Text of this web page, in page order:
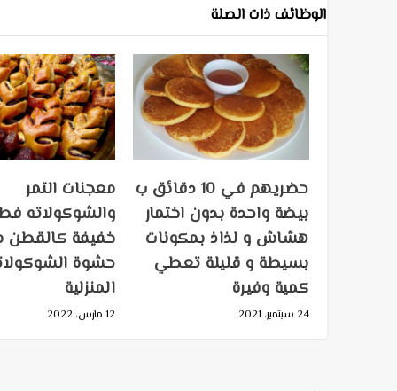
الوظائف ذات الصلة
حضريهم في 10 دقائق ب
بيضة واحدة بدون اختمار
هشاش و لذاذ بمكونات
بسيطة و قليلة تعطي
كمية وفيرة
24 سبتمبر، 2021
معجنات التمر
والشوكولاته
خفيفة كالقطن
حشوة
المنزلية
12 مارس، 2022